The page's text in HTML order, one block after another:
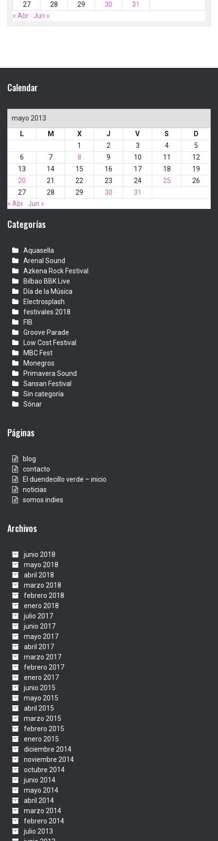
27
28 29 30
31
« Abr Jun »
Calendar
mayo 2013
L
M X J V S
D
1
2 3 4
5
6
7 8 9 10 11
12
13
14 15 16 17 18
19
20
21 22 23 24 25
26
27
28 29 30
31
« Abr Jun »
Categorías
Aquasella
Arenal Sound
Azkena Rock Festival
Bilbao BBK Live
Día de la Música
Electrosplash
festivales 2018
FIB
Groove Parade
Low Cost Festival
MBC Fest
Monegros
Primavera Sound
Sansan Festival
Sin categoría
Sónar
Páginas
blog
contacto
El duendecillo verde – inicio
noticias
somos indies
Archivos
junio 2018
mayo 2018
abril 2018
marzo 2018
febrero 2018
enero 2018
julio 2017
junio 2017
mayo 2017
abril 2017
marzo 2017
febrero 2017
enero 2017
junio 2015
mayo 2015
abril 2015
marzo 2015
febrero 2015
enero 2015
diciembre 2014
noviembre 2014
octubre 2014
junio 2014
mayo 2014
abril 2014
marzo 2014
febrero 2014
julio 2013